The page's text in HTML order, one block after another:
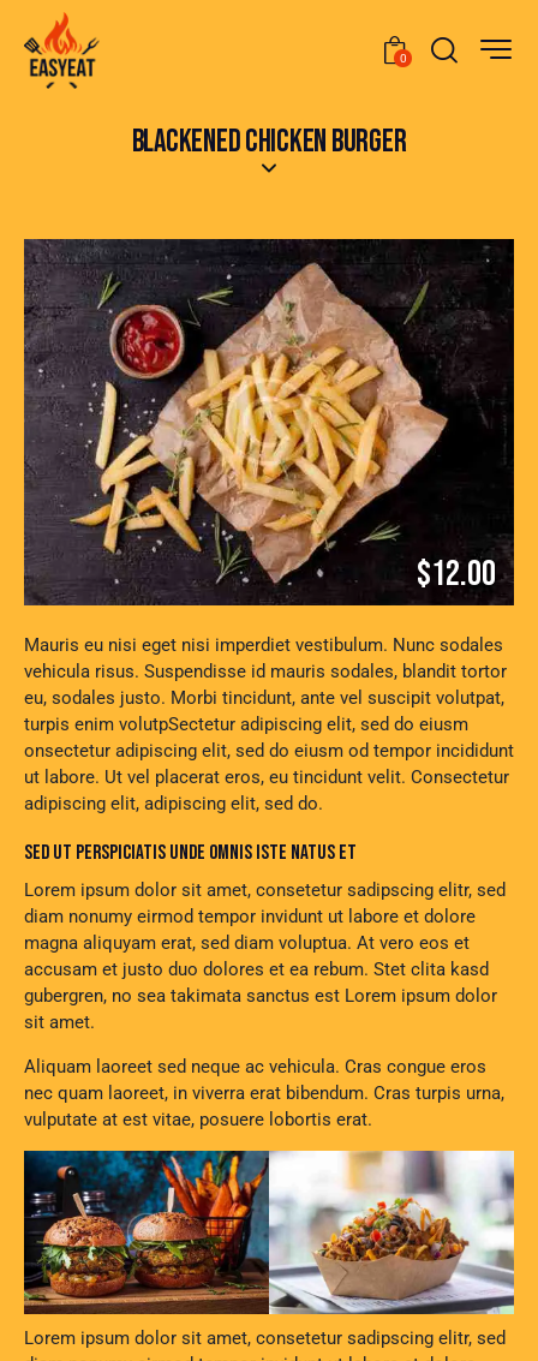
0
BLACKENED CHICKEN BURGER
$12.00
Mauris eu nisi eget nisi imperdiet vestibulum. Nunc sodales
vehicula risus. Suspendisse id mauris sodales, blandit tortor
eu, sodales justo. Morbi tincidunt, ante vel suscipit volutpat,
turpis enim volutpSectetur adipiscing elit, sed do eiusm
onsectetur adipiscing elit, sed do eiusm od tempor incididunt
ut labore. Ut vel placerat eros, eu tincidunt velit. Consectetur
adipiscing elit, adipiscing elit, sed do.
SED UT PERSPICIATIS UNDE OMNIS ISTE NATUS ET
Lorem ipsum dolor sit amet, consetetur sadipscing elitr, sed
diam nonumy eirmod tempor invidunt ut labore et dolore
magna aliquyam erat, sed diam voluptua. At vero eos et
accusam et justo duo dolores et ea rebum. Stet clita kasd
gubergren, no sea takimata sanctus est Lorem ipsum dolor
sit amet.
Aliquam laoreet sed neque ac vehicula. Cras congue eros
nec quam laoreet, in viverra erat bibendum. Cras turpis urna,
vulputate at est vitae, posuere lobortis erat.
Lorem ipsum dolor sit amet, consetetur sadipscing elitr, sed